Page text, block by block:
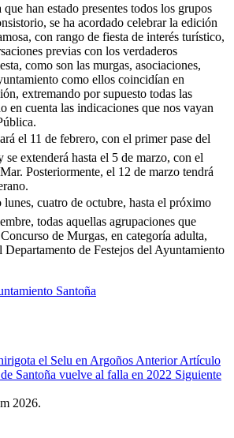
han estado presentes todos los grupos
se ha acordado celebrar la edición
con rango de fiesta de interés turístico,
previas con los verdaderos
como son las murgas, asociaciones,
como ellos coincidían en
extremando por supuesto todas las
en cuenta las indicaciones que nos vayan
el 11 de febrero, con el primer pase del
extenderá hasta el 5 de marzo, con el
Posteriormente, el 12 de marzo tendrá
cuatro de octubre, hasta el próximo
todas aquellas agrupaciones que
de Murgas, en categoría adulta,
Departamento de Festejos del Ayuntamiento
Santoña
el Selu en Argoños Anterior Artículo
Santoña vuelve al falla en 2022 Siguiente
2026.